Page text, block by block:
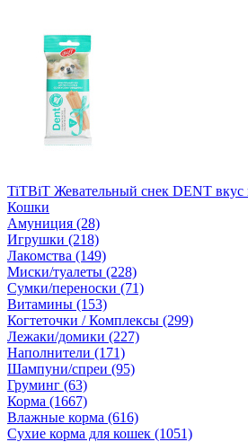
TiTBiT Жевательный снек DENT вкус
Кошки
Амуниция (28)
Игрушки (218)
Лакомства (149)
Миски/туалеты (228)
Сумки/переноски (71)
Витамины (153)
Когтеточки / Комплексы (299)
Лежаки/домики (227)
Наполнители (171)
Шампуни/спреи (95)
Груминг (63)
Корма (1667)
Влажные корма (616)
Сухие корма для кошек (1051)